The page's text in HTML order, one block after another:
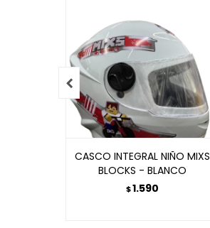
CASCO INTEGRAL NIÑO MIXS
BLOCKS - BLANCO
$1.590
